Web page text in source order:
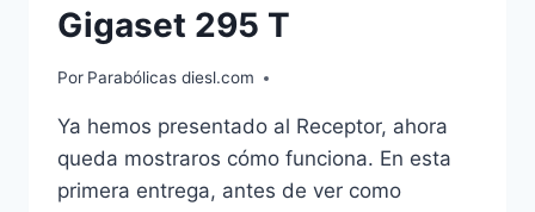
Gigaset 295 T
Por Parabólicas diesl.com
Ya hemos presentado al Receptor, ahora
queda mostraros cómo funciona. En esta
primera entrega, antes de ver como